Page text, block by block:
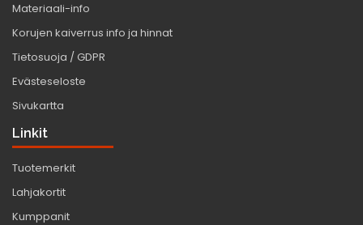
Materiaali-info
Korujen kaiverrus info ja hinnat
Tietosuoja / GDPR
Evästeseloste
Sivukartta
Linkit
Tuotemerkit
Lahjakortit
Kumppanit